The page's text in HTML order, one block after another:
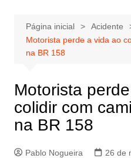
Página inicial
Acidente
Motorista perde a vida ao
na BR 158
Motorista
colidir com
na BR 158
Pablo Nogueira 26 de